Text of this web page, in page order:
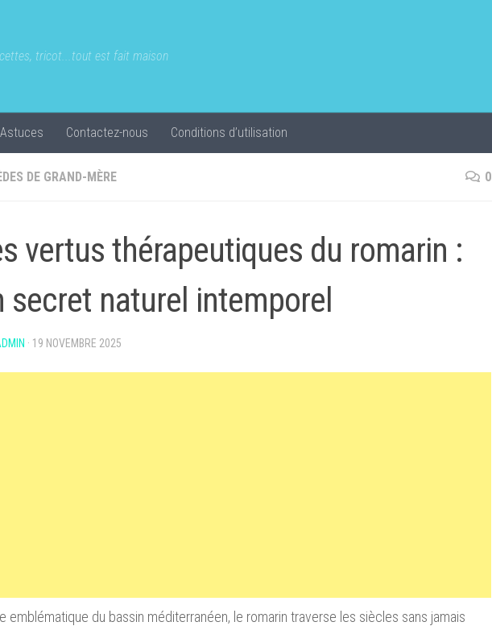
tricot...tout est fait maison
Astuces Contactez-nous Conditions d’utilisation
DE GRAND-MÈRE 0
vertus thérapeutiques du romarin :
secret naturel intemporel
· 19 NOVEMBRE 2025
emblématique du bassin méditerranéen, le romarin traverse les siècles sans jamais